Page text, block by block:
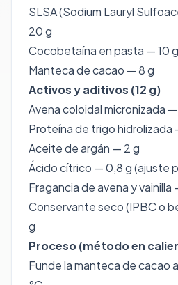
SLSA (Sodium Lauryl
20 g
Cocobetaína en pasta — 10 g
Manteca de cacao — 8 g
Activos y aditivos (12 g)
Avena coloidal micronizada
Proteína de trigo hidrolizada
Aceite de argán — 2 g
Ácido cítrico — 0,8 g (ajuste
Fragancia de avena y vainilla
Conservante seco (IPBC o
g
Proceso (método en
Funde la manteca de cacao